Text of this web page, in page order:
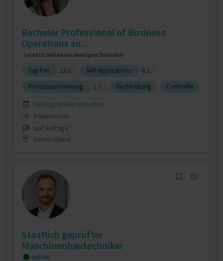
Bachelor Professional of Business
Operations an...
zuletzt online vor wenigen Stunden
Sap Pm 13 J. SAP Applications
6 J.
Prozessoptimierung
1 J. Buchhaltung Controller
Verfügbarkeit einsehen
0
Referenzen
auf Anfrage
Deutschland
Staatlich geprüfter
Maschinenbautechniker
online